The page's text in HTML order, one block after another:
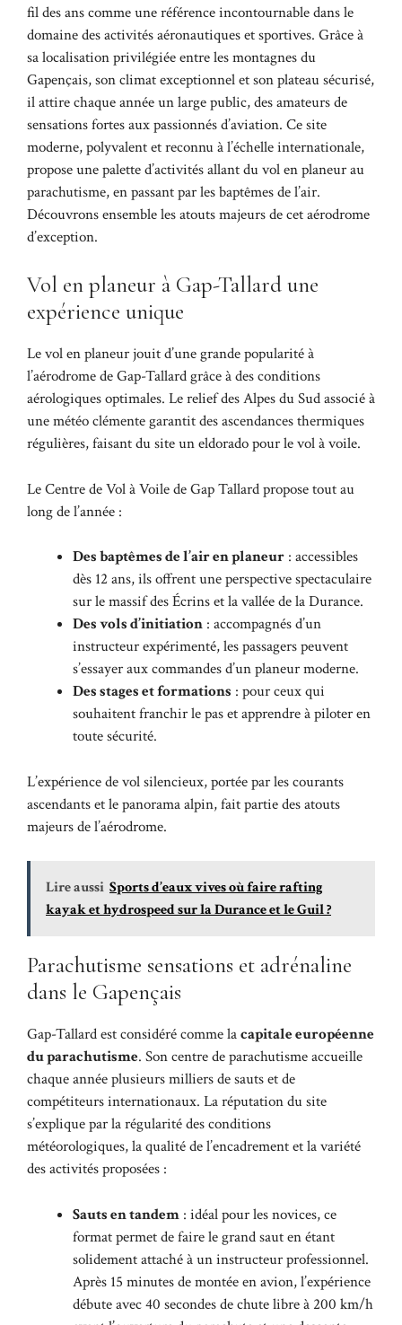
fil des ans comme une référence incontournable dans le
domaine des activités aéronautiques et sportives. Grâce à
sa localisation privilégiée entre les montagnes du
Gapençais, son climat exceptionnel et son plateau sécurisé,
il attire chaque année un large public, des amateurs de
sensations fortes aux passionnés d’aviation. Ce site
moderne, polyvalent et reconnu à l’échelle internationale,
propose une palette d’activités allant du vol en planeur au
parachutisme, en passant par les baptêmes de l’air.
Découvrons ensemble les atouts majeurs de cet aérodrome
d’exception.
Vol en planeur à Gap-Tallard une
expérience unique
Le vol en planeur jouit d’une grande popularité à
l’aérodrome de Gap-Tallard grâce à des conditions
aérologiques optimales. Le relief des Alpes du Sud associé à
une météo clémente garantit des ascendances thermiques
régulières, faisant du site un eldorado pour le vol à voile.
Le Centre de Vol à Voile de Gap Tallard propose tout au
long de l’année :
Des baptêmes de l’air en planeur : accessibles
dès 12 ans, ils offrent une perspective spectaculaire
sur le massif des Écrins et la vallée de la Durance.
Des vols d’initiation : accompagnés d’un
instructeur expérimenté, les passagers peuvent
s’essayer aux commandes d’un planeur moderne.
Des stages et formations : pour ceux qui
souhaitent franchir le pas et apprendre à piloter en
toute sécurité.
L’expérience de vol silencieux, portée par les courants
ascendants et le panorama alpin, fait partie des atouts
majeurs de l’aérodrome.
Lire aussi Sports d’eaux vives où faire rafting
kayak et hydrospeed sur la Durance et le Guil ?
Parachutisme sensations et adrénaline
dans le Gapençais
Gap-Tallard est considéré comme lacapitale européenne
du parachutisme. Son centre de parachutisme accueille
chaque année plusieurs milliers de sauts et de
compétiteurs internationaux. La réputation du site
s’explique par la régularité des conditions
météorologiques, la qualité de l’encadrement et la variété
des activités proposées :
Sauts en tandem : idéal pour les novices, ce
format permet de faire le grand saut en étant
solidement attaché à un instructeur professionnel.
Après 15 minutes de montée en avion, l’expérience
débute avec 40 secondes de chute libre à 200 km/h